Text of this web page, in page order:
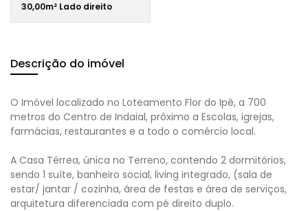
30,00m² Lado direito
Descrição do imóvel
O Imóvel localizado no Loteamento Flor do Ipê, a 700
metros do Centro de Indaial, próximo a Escolas, igrejas,
farmácias, restaurantes e a todo o comércio local.
A Casa Térrea, única no Terreno, contendo 2 dormitórios,
sendo 1 suíte, banheiro social, living integrado, (sala de
estar/ jantar / cozinha, área de festas e área de serviços,
arquitetura diferenciada com pé direito duplo.